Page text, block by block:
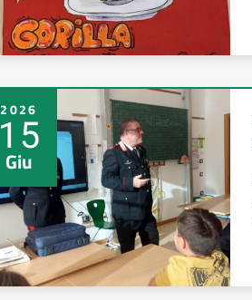
2026
15
Giu